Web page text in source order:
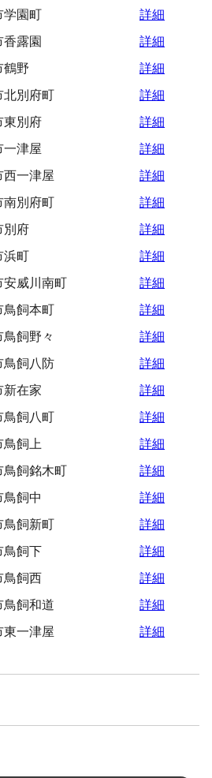
学園町
詳細
露園
詳細
鶴野
詳細
北別府町
詳細
東別府
詳細
一津屋
詳細
西一津屋
詳細
南別府町
詳細
別府
詳細
浜町
詳細
安威川南町
詳細
鳥飼本町
詳細
飼野々
詳細
鳥飼八防
詳細
新在家
詳細
鳥飼八町
詳細
鳥飼上
詳細
鳥飼銘木町
詳細
鳥飼中
詳細
鳥飼新町
詳細
鳥飼下
詳細
鳥飼西
詳細
鳥飼和道
詳細
東一津屋 詳細